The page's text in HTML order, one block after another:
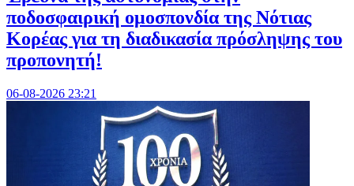
ποδοσφαιρική ομοσπονδία της Νότιας
Κορέας για τη διαδικασία πρόσληψης του
προπονητή!
06-08-2026 23:21